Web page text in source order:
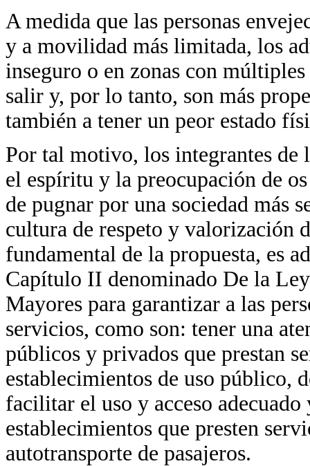
A medida que las personas
y a movilidad más limitada, los
inseguro o en zonas con
salir y, por lo tanto, son más
también a tener un peor estado
Por tal motivo, los integrantes
el espíritu y la preocupación de
de pugnar por una sociedad más
cultura de respeto y valorización
fundamental de la propuesta, es
Capítulo II denominado De la
Mayores para garantizar a las
servicios, como son: tener una
públicos y privados que prestan
establecimientos de uso público,
facilitar el uso y acceso
establecimientos que presten
autotransporte de pasajeros.